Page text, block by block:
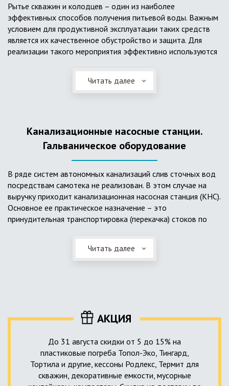
Рытье скважин и колодцев – один из наиболее
эффективных способов получения питьевой воды. Важным
условием для продуктивной эксплуатации таких средств
является их качественное обустройство и защита. Для
реализации такого мероприятия эффективно используются
Главное и неоспоримое преимущество кессонов – это
возможность эксплуатации в условиях пониженных
подвержены промерзанию. Оптимальный вариант
установки железобетонных кессонов – это заниженный
уровень грунтовых вод (УГВ) на участке, а кессон,
выполненный из пластика, может служить на территории с
высоким УГВ.
Очищенная вода без перебоев – незабвенная мечта
каждого владельца загородного дома. Чтобы выполнить
установку кессонов, погребов и колодцев, вам непременно
следует воспользоваться услугами специалистов нашей
компании. Мы максимально оперативно и качественно
проведем весь комплекс изыскательских мероприятий,
выполним необходимые расчеты и проектирование,
Читать далее
Канализационные насосные станции.
Гальваническое оборудование
В ряде систем автономных канализаций слив сточных вод
посредствам самотека не реализован. В этом случае на
выручку приходит канализационная насосная станция (КНС).
Основное ее практическое назначение – это
принудительная транспортировка (перекачка) стоков по
Такая станция может позиционироваться как в подвальном
помещении дома, так и функционировать в условиях
от исполнения.
Читать далее
АКЦИЯ
До 31 августа скидки от 5 до 15% на
пластиковые погреба Топол-Эко, Тингард,
Тортила и другие, кессоны Родлекс, Термит для
скважин, декоративные емкости, мусорные